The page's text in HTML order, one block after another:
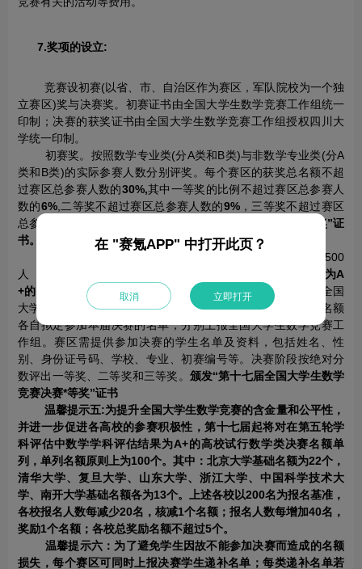
7.奖项的设立:
竞赛设初赛(以省、市、自治区作为赛区，军队院校为一个独
立赛区)奖与决赛奖。初赛证书由全国大学生数学竞赛工作组统一
印制；决赛的获奖证书由全国大学生数学竞赛工作组授权四川大
学统一印制。
初赛奖。按照数学专业类(分A类和B类)与非数学专业类(分A
类和B类)的实际参赛人数分别评奖。每个赛区的获奖总名额不超
过赛区总参赛人数的30%,其中一等奖的比例不超过赛区总参赛人
数的6%,二等奖不超过赛区总参赛人数的9%，三等奖不超过赛区
总参赛人数的
颁发“第十七届全国大学生数学竞赛*等奖”证
书。
决赛奖。决赛总人数原则上为1000人，其中数学专业类500
人（
其中100人单列给在第五轮学科评估中数学学科评估结果为A
+的高校
），非数学专业类500人。各赛区参加决赛的名额由全国
大学生数学竞赛工作组讨论确定。各赛区按照所分配的决赛名额
各自拟定参加本届决赛的名单，分别上报全国大学生数学竞赛工
作组。赛区需提供参加决赛的学生名单及资料，包括姓名、性
别、身份证号码、学校、专业、初赛编号等。决赛阶段按绝对分
数评出一等奖、二等奖和三等奖。 颁发“第十七届全国大学生数学
竞赛决赛*等奖”证书
温馨提示五:为提升全国大学生数学竞赛的含金量和公平性，
并进一步促进各高校的参赛积极性，第十七届起将对在第五轮学
科评估中数学学科评估结果为A+的高校试行数学类决赛名额单
列，单列名额原则上为100个。其中：北京大学基础名额为22个，
清华大学、复旦大学、山东大学、浙江大学、中国科学技术大
学、南开大学基础名额各为13个。上述各校以200名为报名基准，
各校报名人数每减少20名，核减1个名额；报名人数每增加40名，
奖励1个名额；各校总奖励名额不超过5个。
温馨提示六：为了避免学生因故不能参加决赛而造成的名额
损失，每个赛区可同时上报决赛学生递补名单；每类递补名单若
在 "赛氪APP" 中打开此页？
取消 立即打开